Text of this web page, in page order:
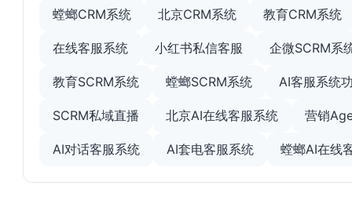
螳螂CRM系统 北京CRM系统 教育CRM系统
在线客服系统 小红书私信客服 企微SCRM系
教育SCRM系统 螳螂SCRM系统 AI客服系统
SCRM私域直播 北京AI在线客服系统 营销
AI对话客服系统 AI套电客服系统 螳螂AI在线